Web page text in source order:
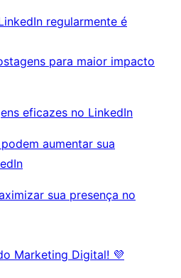
regularmente é
para maior impacto
eficazes no LinkedIn
aumentar sua
sua presença no
Marketing Digital! 💜